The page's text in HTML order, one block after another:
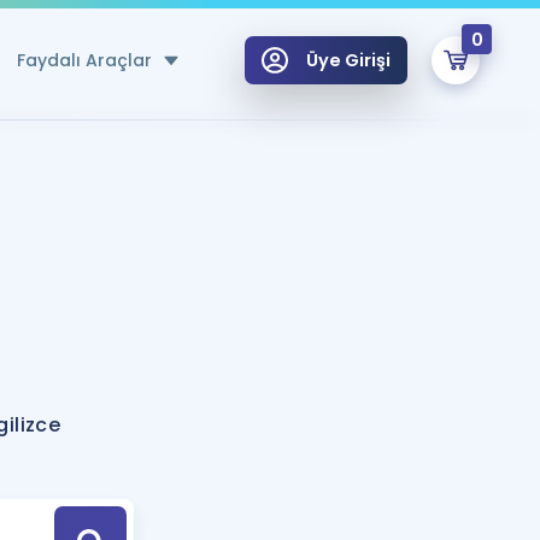
Faydalı Araçlar
Hesaplama Aracı
için Öneriler
Tek Takvimde
Üye Girişi
0